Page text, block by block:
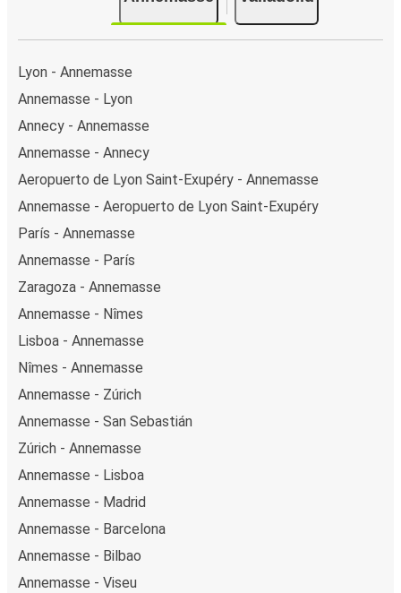
Lyon - Annemasse
Annemasse - Lyon
Annecy - Annemasse
Annemasse - Annecy
Aeropuerto de Lyon Saint-Exupéry - Annemasse
Annemasse - Aeropuerto de Lyon Saint-Exupéry
París - Annemasse
Annemasse - París
Zaragoza - Annemasse
Annemasse - Nîmes
Lisboa - Annemasse
Nîmes - Annemasse
Annemasse - Zúrich
Annemasse - San Sebastián
Zúrich - Annemasse
Annemasse - Lisboa
Annemasse - Madrid
Annemasse - Barcelona
Annemasse - Bilbao
Annemasse - Viseu